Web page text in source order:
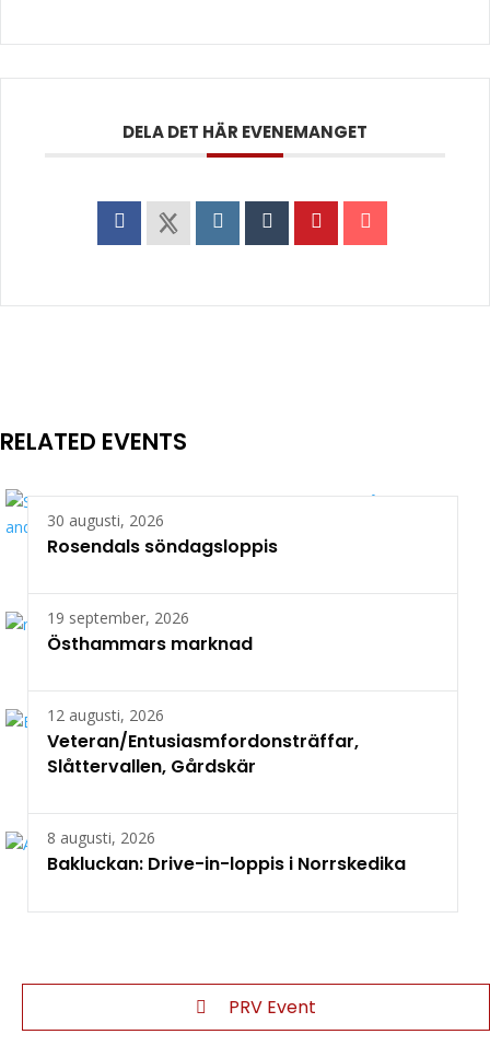
DELA DET HÄR EVENEMANGET
RELATED EVENTS
30 augusti, 2026
Rosendals söndagsloppis
19 september, 2026
Östhammars marknad
12 augusti, 2026
Veteran/Entusiasmfordonsträffar,
Slåttervallen, Gårdskär
8 augusti, 2026
Bakluckan: Drive-in-loppis i Norrskedika
PRV Event